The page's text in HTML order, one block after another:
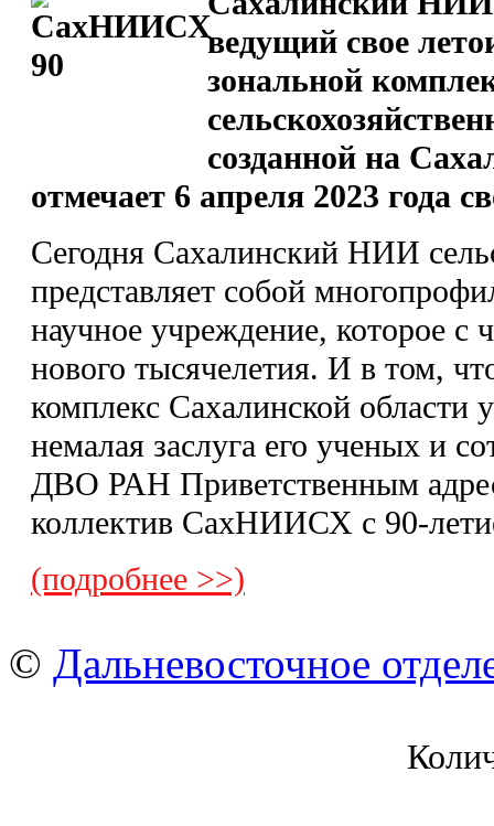
ведущий свое
зональной
созданной на
отмечает 6 апреля 2023 года
Сегодня Сахалинский НИИ
представляет собой
научное учреждение, которое с
нового тысячелетия. И в том,
комплекс Сахалинской области
немалая заслуга его ученых и
ДВО РАН Приветственным
коллектив СахНИИСХ с 90-
(подробнее >>)
© Дальневосточное